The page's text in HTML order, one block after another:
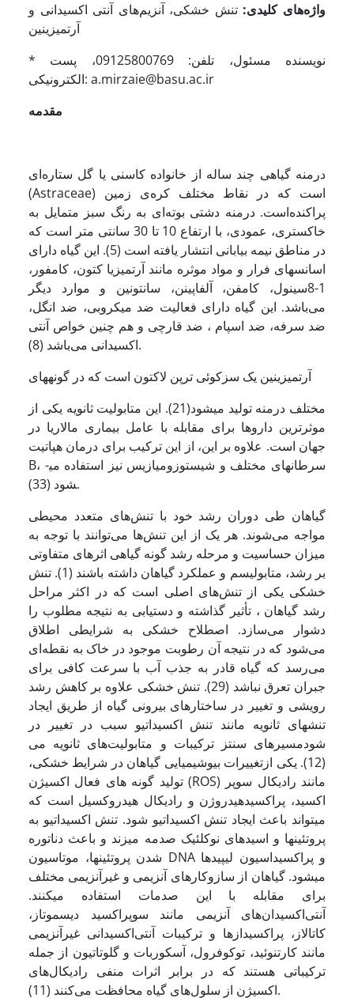
واژه‌های کلیدی: تنش خشکی، آنزیم‌های آنتی اکسیدانی و
آرتمیزینین
* نویسنده مسئول، تلفن: 09125800769، پست
الکترونیکی: a.mirzaie@basu.ac.ir
مقدمه
درمنه گیاهی چند ساله از خانواده کاسنی یا گل ستاره‌ای
(Astraceae) است که در نقاط مختلف کره‌ی زمین
پراکنده‌­است. در­منه دشتی بوته‌ای به رنگ سبز متمایل به
خاکستری، عمودی، با ارتفاع 10 تا 30 سانتی متر است که
در مناطق نیمه بیابانی انتشار یافته است (5). این گیاه دارای
اسانس­های فرار و مواد موثره مانند آرتمیزیا کتون، کامفور،
1-‌8‌سینول، کامفن، آلفاپینن، سانتونین و موارد دیگر
می‌باشد. این گیاه دارای فعالیت ضد میکروبی، ضد انگل،
ضد سرفه، ضد اسپام ، ضد قارچی و هم چنین خواص آنتی
اکسیدانی می‌باشد (8).
آرتمیزینین یک سزکوئی ترپن لاکتون است که در گونه­های
مختلف درمنه تولید می­شود(21). این متابولیت ثانویه یکی از
موثرترین داروها برای مقابله با عامل بیماری مالاریا در
جهان است. علاوه بر این، از این ترکیب برای درمان هپاتیت
B، سرطان­های مختلف و شیستوزومیازیس نیز استفاده می­
شود (33).
گیاهان طی دوران رشد خود با تنش‌های متعدد محیطی
مواجه می‌شوند. هر یک از این تنش‌ها می‌توانند با توجه به
میزان حساسیت و مرحله رشد گونه گیاهی اثرهای متفاوتی
بر رشد، متابولیسم و عملکرد گیاهان داشته باشند (1). تنش
خشکی یکی از تنش‌های اصلی است که در اکثر مراحل
رشد گیاهان ، تأثیر گذاشته و دستیابی به نتیجه مطلوب را
دشوار می‌سازد. اصطلاح خشکی به شرایطی اطلاق
می‌شود که در نتیجه آن رطوبت موجود در خاک به نقطه‌ای
می‌رسد که گیاه قادر به جذب آب با سرعت کافی برای
جبران تعرق نباشد (29). تنش خشکی علاوه بر کاهش رشد
رویشی و تغییر در ساختار‌های بیرونی گیاه از طریق ایجاد
تنش­های ثانویه مانند تنش اکسیداتیو سبب در تغییر در
مسیر‌های سنتز ترکیبات و متابولیت‌های ثانویه می‎‌شود
(12). یکی ازتغییرات بیوشیمیایی گیاهان در شرایط خشکی،
تولید گونه های فعال اکسیژن (ROS) مانند رادیکال سوپر
اکسید، پراکسیدهیدروژن و رادیکال هیدروکسیل است که
می­تواند باعث ایجاد تنش اکسیداتیو شود. تنش اکسیداتیو به
پروتئین­ها و اسیدهای نوکلئیک صدمه می­زند و باعث دناتوره
شدن پروتئین­ها، موتاسیون DNA و پراکسیداسیون لیپیدها
می­شود. گیاهان از سازوکارهای آنزیمی و غیرآنزیمی مختلف
برای مقابله با این صدمات استفاده می­کنند.
آنتی‌اکسیدان‌های آنزیمی مانند سوپراکسید دیسموتاز،
کاتالاز، پراکسیدازها و ترکیبات آنتی‌اکسیدانی غیرآنزیمی
مانند کارتنوئید، توکوفرول، آسکوربات و گلوتاتیون از جمله
ترکیباتی هستند که در برابر اثرات منفی رادیکال‌های
اکسیژن از سلول‌های گیاه محافظت می‌کنند (11).